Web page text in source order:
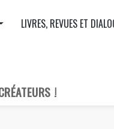
!
LIVRES, REVUES ET